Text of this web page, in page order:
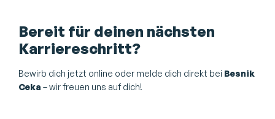
Bereit für deinen nächsten
Karriereschritt?
Bewirb dich jetzt online oder melde dich direkt bei Besnik
Ceka – wir freuen uns auf dich!